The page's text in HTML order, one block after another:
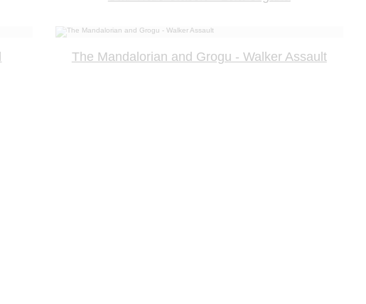
The Mandalorian and Grogu - Walker Assault